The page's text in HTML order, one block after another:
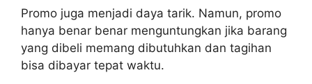
Promo juga menjadi daya tarik. Namun, promo
hanya benar benar menguntungkan jika barang
yang dibeli memang dibutuhkan dan tagihan
bisa dibayar tepat waktu.